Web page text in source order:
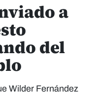
a
del
Wilder Fernández